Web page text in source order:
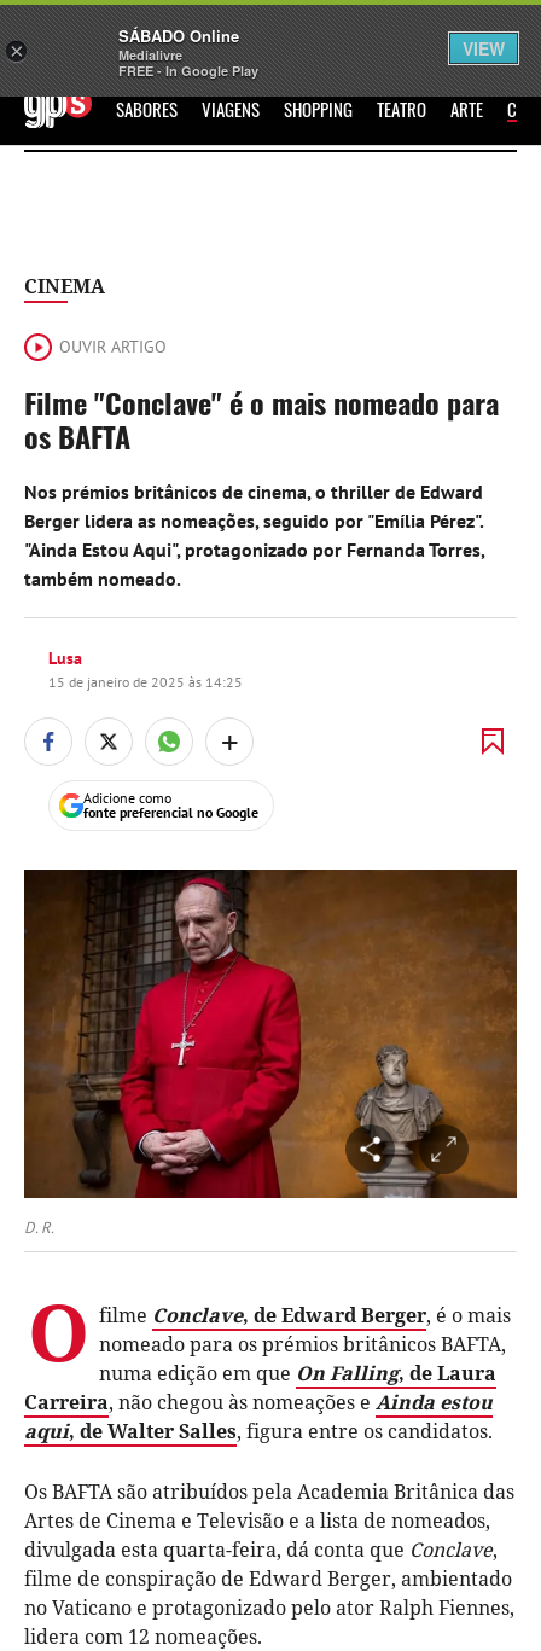
Sábado Assine Iniciar Sessão
GPS SABORES VIAGENS SHOPPING TEATRO ARTE
CINEMA
OUVIR ARTIGO
Filme "Conclave" é o mais nomeado para
os BAFTA
Nos prémios britânicos de cinema, o thriller de Edward
Berger lidera as nomeações, seguido por "Emília Pérez".
"Ainda Estou Aqui", protagonizado por Fernanda Torres,
também nomeado.
Lusa
15 de janeiro de 2025 às 14:25
+
Adicione como
fonte preferencial no Google
D. R.
O filme Conclave, de Edward Berger, é o mais
nomeado para os prémios britânicos BAFTA,
numa edição em que On Falling, de Laura
Carreira, não chegou às nomeações e Ainda estou
aqui, de Walter Salles, figura entre os candidatos.
Os BAFTA são atribuídos pela Academia Britânica das
Artes de Cinema e Televisão e a lista de nomeados,
divulgada esta quarta-feira, dá conta que Conclave,
filme de conspiração de Edward Berger, ambientado
no Vaticano e protagonizado pelo ator Ralph Fiennes,
lidera com 12 nomeações.
×
SÁBADO Online
Medialivre
FREE - In Google Play
VIEW